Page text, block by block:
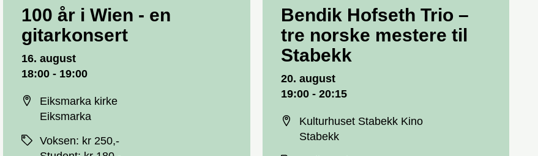
100 år i Wien - en
gitarkonsert
16. august
18:00 - 19:00
Eiksmarka kirke
Eiksmarka
Voksen: kr 250,-
Bendik Hofseth Trio –
tre norske mestere til
Stabekk
20. august
19:00 - 20:15
Kulturhuset Stabekk Kino
Stabekk